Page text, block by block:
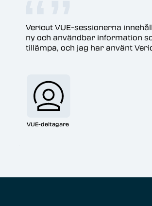
Vericut VUE-sessionerna
ny och användbar information
tillämpa, och jag har använt
VUE-deltagare